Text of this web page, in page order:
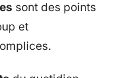
sont des points
et